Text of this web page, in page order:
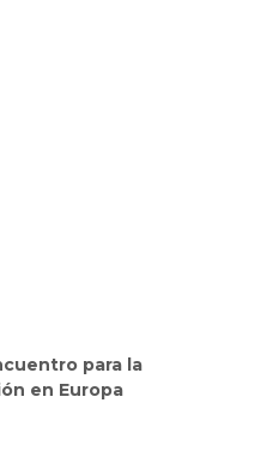
para la
en Europa